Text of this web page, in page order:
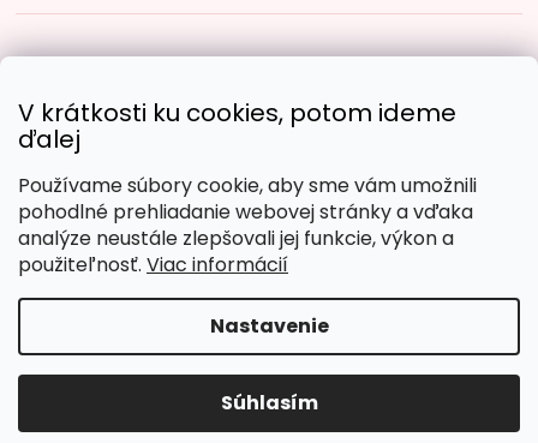
V krátkosti ku cookies, potom ideme
ďalej
Používame súbory cookie, aby sme vám umožnili
pohodlné prehliadanie webovej stránky a vďaka
analýze neustále zlepšovali jej funkcie, výkon a
použiteľnosť. Viac informácií
Nastavenie
Súhlasím
Obľúbené spôsoby platby:
Copyright 2026Malujpodlacisel.sk. Všetky práva
vyhradené.Upraviť nastavenie cookies